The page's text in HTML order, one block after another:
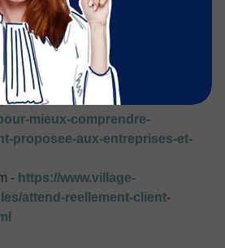
cnb.avocat.fr/actualite/la-
toujours-au-beau-fixe
cnb.avocat.fr/actualite/une-
mieux-comprendre-
proposee-aux-entreprises-et-
- https://www.village-
attend-reellement-client-